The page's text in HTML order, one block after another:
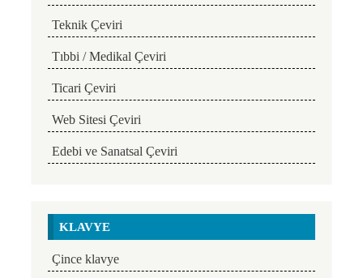
Teknik Çeviri
Tıbbi / Medikal Çeviri
Ticari Çeviri
Web Sitesi Çeviri
Edebi ve Sanatsal Çeviri
KLAVYE
Çince klavye